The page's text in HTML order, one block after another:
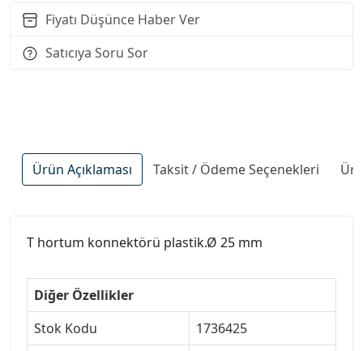
Fiyatı Düşünce Haber Ver
Satıcıya Soru Sor
Ürün Açıklaması Taksit / Ödeme Seçenekleri
T hortum konnektörü plastik.Ø 25 mm
Diğer Özellikler
Stok Kodu
1736425